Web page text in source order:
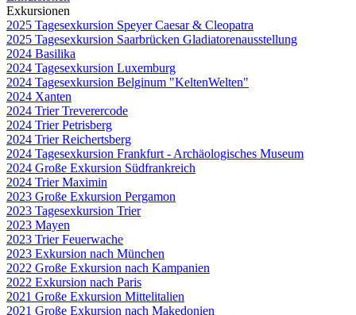
Exkursionen
2025 Tagesexkursion Speyer Caesar & Cleopatra
2025 Tagesexkursion Saarbrücken Gladiatorenausstellung
2024 Basilika
2024 Tagesexkursion Luxemburg
2024 Tagesexkursion Belginum "KeltenWelten"
2024 Xanten
2024 Trier Treverercode
2024 Trier Petrisberg
2024 Trier Reichertsberg
2024 Tagesexkursion Frankfurt - Archäologisches Museum
2024 Große Exkursion Südfrankreich
2024 Trier Maximin
2023 Große Exkursion Pergamon
2023 Tagesexkursion Trier
2023 Mayen
2023 Trier Feuerwache
2023 Exkursion nach München
2022 Große Exkursion nach Kampanien
2022 Exkursion nach Paris
2021 Große Exkursion Mittelitalien
2021 Große Exkursion nach Makedonien